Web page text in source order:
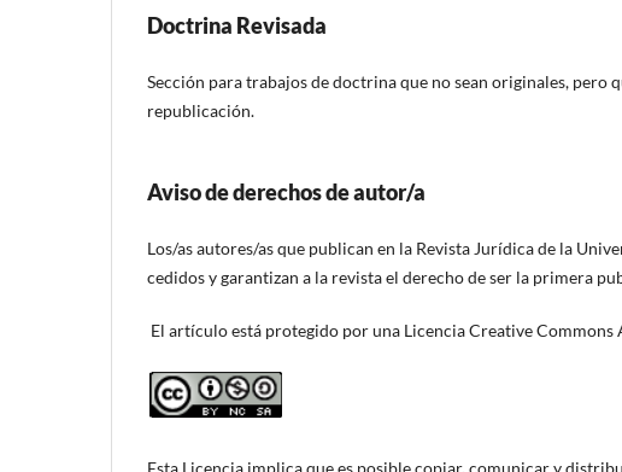
Doctrina Revisada
Sección para trabajos de doctrina que no sean originales, pero
republicación.
Aviso de derechos de autor/a
Los/as autores/as que publican en la Revista Jurídica de la
cedidos y garantizan a la revista el derecho de ser la primera
El artículo está protegido por una Licencia Creative